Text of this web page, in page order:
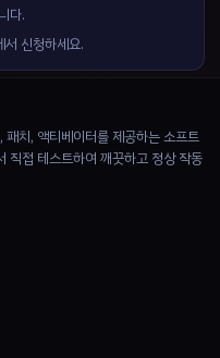
다.
신청하세요.
치, 액티베이터를 제공하는 소프트
직접 테스트하여 깨끗하고 정상 작동